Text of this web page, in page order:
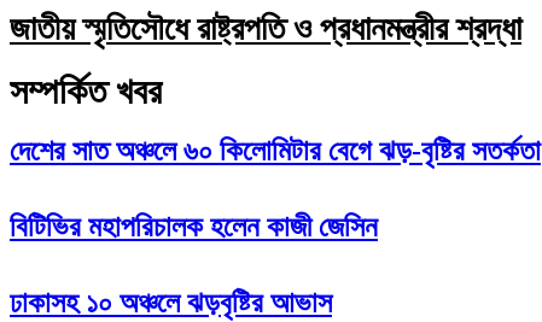
জাতীয় স্মৃতিসৌধে রাষ্ট্রপতি ও প্রধানমন্ত্রীর শ্রদ্ধা
সম্পর্কিত খবর
দেশের সাত অঞ্চলে ৬০ কিলোমিটার বেগে ঝড়-বৃষ্টির সতর্কতা
বিটিভির মহাপরিচালক হলেন কাজী জেসিন
ঢাকাসহ ১০ অঞ্চলে ঝড়বৃষ্টির আভাস